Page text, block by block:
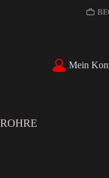
Mein